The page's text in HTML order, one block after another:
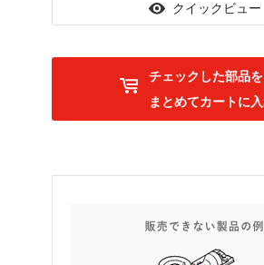
クイックビュー
チェックした部品を
まとめてカートに